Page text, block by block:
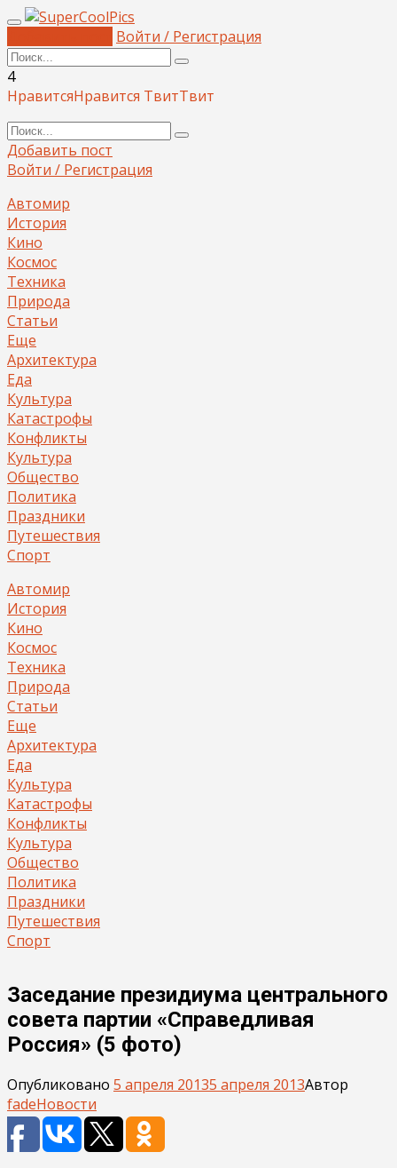
Войти / Регистрация
4
НравитсяНравится ТвитТвит
Добавить пост
Войти / Регистрация
Автомир
История
Кино
Космос
Техника
Природа
Статьи
Еще
Архитектура
Еда
Культура
Катастрофы
Конфликты
Культура
Общество
Политика
Праздники
Путешествия
Спорт
Автомир
История
Кино
Космос
Техника
Природа
Статьи
Еще
Архитектура
Еда
Культура
Катастрофы
Конфликты
Культура
Общество
Политика
Праздники
Путешествия
Спорт
Заседание президиума центрального
совета партии «Справедливая
Россия» (5 фото)
Опубликовано 5 апреля 20135 апреля 2013Автор
fadeНовости